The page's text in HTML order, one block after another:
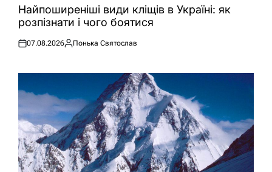
УНайпоширеніші види кліщів в Україні: як
розпізнати і чого боятися
Оприлюднено
07.08.2026
Опубліковано
Понька Святослав